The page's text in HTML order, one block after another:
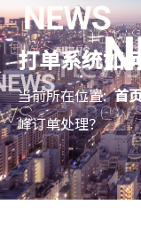
打单系统如
当前所在位置: 首
峰订单处理？